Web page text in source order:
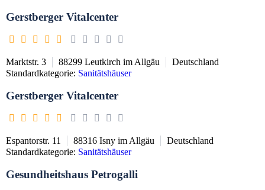
Gerstberger Vitalcenter
Marktstr. 3 88299 Leutkirch im Allgäu
Deutschland
Standardkategorie: Sanitätshäuser
Gerstberger Vitalcenter
Espantorstr. 11 88316 Isny im Allgäu
Deutschland
Standardkategorie: Sanitätshäuser
Gesundheitshaus Petrogalli